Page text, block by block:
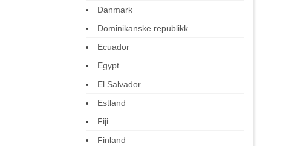
Danmark
Dominikanske republikk
Ecuador
Egypt
El Salvador
Estland
Fiji
Finland